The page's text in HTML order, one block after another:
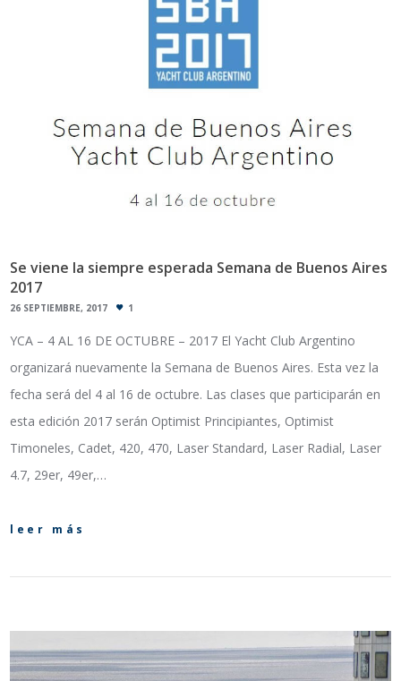
Se viene la siempre esperada Semana de Buenos Aires
2017
26 SEPTIEMBRE, 2017 1
YCA – 4 AL 16 DE OCTUBRE – 2017 El Yacht Club Argentino
organizará nuevamente la Semana de Buenos Aires. Esta vez la
fecha será del 4 al 16 de octubre. Las clases que participarán en
esta edición 2017 serán Optimist Principiantes, Optimist
Timoneles, Cadet, 420, 470, Laser Standard, Laser Radial, Laser
4.7, 29er, 49er,…
leer más